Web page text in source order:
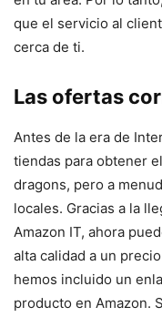
que el servicio al
cerca de ti.
Las ofertas
Antes de la era de
tiendas para obtener
dragons, pero a
locales. Gracias a la
Amazon IT, ahora
alta calidad a un
hemos incluido un
producto en Amazon.